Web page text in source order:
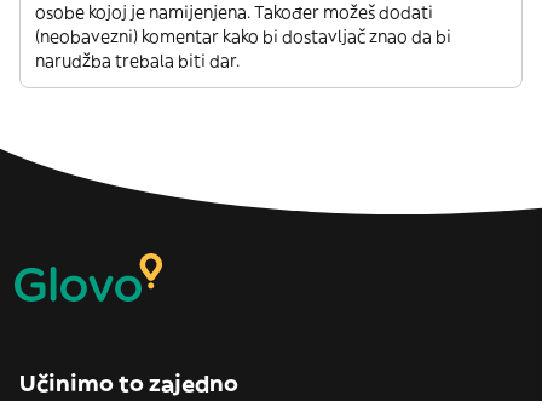
osobe kojoj je namijenjena. Također možeš dodati
(neobavezni) komentar kako bi dostavljač znao da bi
narudžba trebala biti dar.
Učinimo to zajedno